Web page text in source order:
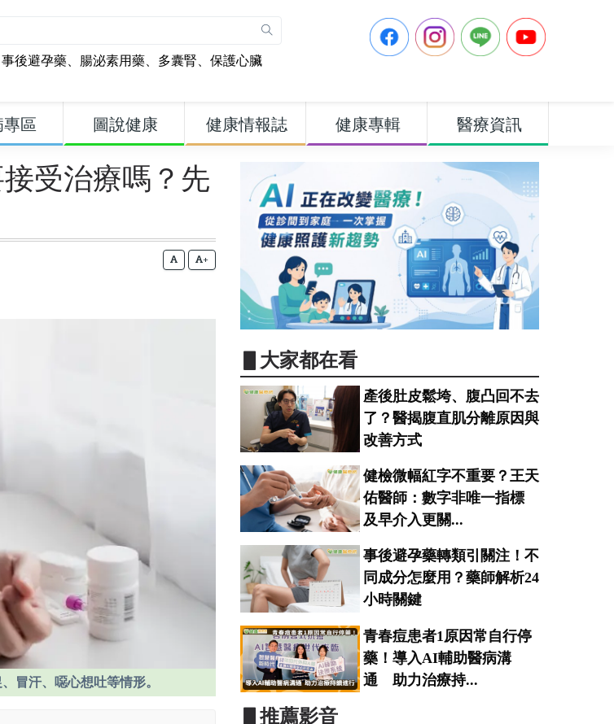
事後避孕藥、 腸泌素用藥、 多囊腎、 保護心臟
區 圖說健康 健康情報誌 健康專輯 醫療資訊
受治療嗎？先
+
冒汗、噁心想吐等情形。
▋大家都在看
產後肚皮鬆垮、腹凸回不去
了？醫揭腹直肌分離原因與
改善方式
健檢微幅紅字不重要？王天
佑醫師：數字非唯一指標
及早介入更關...
事後避孕藥轉類引關注！不
同成分怎麼用？藥師解析24
小時關鍵
青春痘患者1原因常自行停
藥！導入AI輔助醫病溝
通 助力治療持...
▋推薦影音